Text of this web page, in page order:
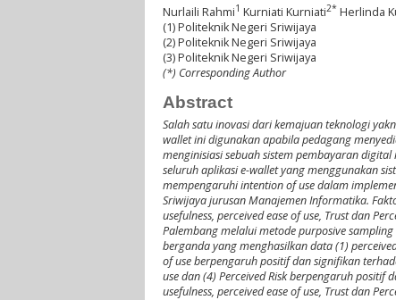
Nurlaili Rahmi1 Kurniati Kurniati2* Herlinda
(1) Politeknik Negeri Sriwijaya
(2) Politeknik Negeri Sriwijaya
(3) Politeknik Negeri Sriwijaya
(*) Corresponding Author
Abstract
Salah satu inovasi dari kemajuan teknologi
wallet ini digunakan apabila pedagang
menginisiasi sebuah sistem pembayaran digital
seluruh aplikasi e-wallet yang menggunakan
mempengaruhi intention of use dalam
Sriwijaya jurusan Manajemen Informatika.
usefulness, perceived ease of use, Trust dan
Palembang melalui metode purposive
berganda yang menghasilkan data (1)
of use berpengaruh positif dan signifikan
use dan (4) Perceived Risk berpengaruh
usefulness, perceived ease of use, Trust dan